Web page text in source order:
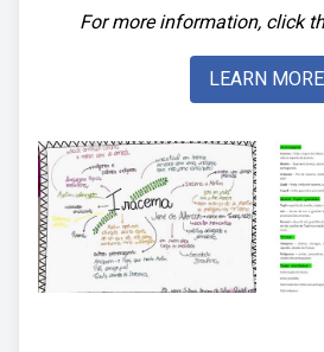
For more information, click
LEARN MORE